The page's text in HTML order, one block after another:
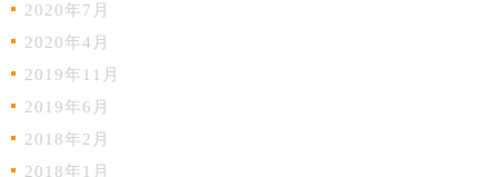
2020年7月
2020年4月
2019年11月
2019年6月
2018年2月
2018年1月